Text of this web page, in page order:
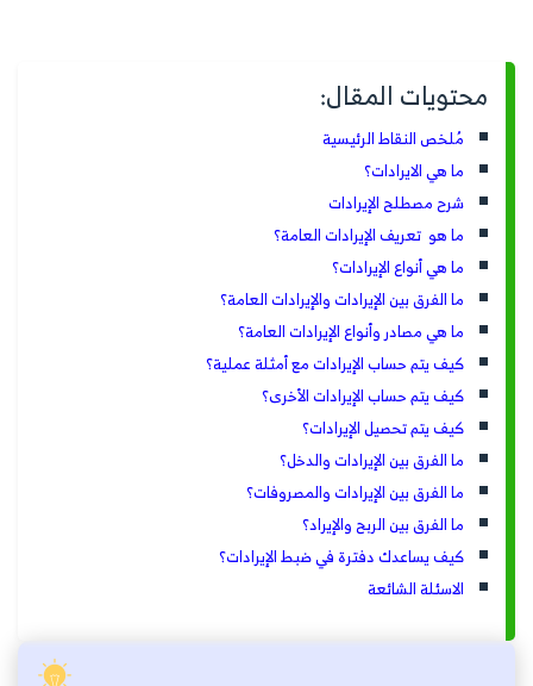
محتويات المقال:
مُلخص النقاط الرئيسية
ما هي الايرادات؟
شرح مصطلح الإيرادات
ما هو تعريف الإيرادات العامة؟
ما هي أنواع الإيرادات؟
ما الفرق بين الإيرادات والإيرادات العامة؟
ما هي مصادر وأنواع الإيرادات العامة؟
كيف يتم حساب الإيرادات مع أمثلة عملية؟
كيف يتم حساب الإيرادات الأخرى؟
كيف يتم تحصيل الإيرادات؟
ما الفرق بين الإيرادات والدخل؟
ما الفرق بين الإيرادات والمصروفات؟
ما الفرق بين الربح والإيراد؟
كيف يساعدك دفترة في ضبط الإيرادات؟
الاسئلة الشائعة